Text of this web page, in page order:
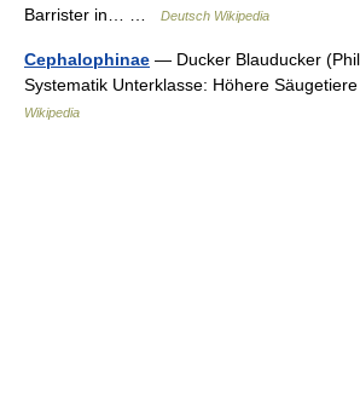
Barrister in… …
Deutsch Wikipedia
Cephalophinae — Ducker Blauducker
Systematik Unterklasse: Höhere
Wikipedia